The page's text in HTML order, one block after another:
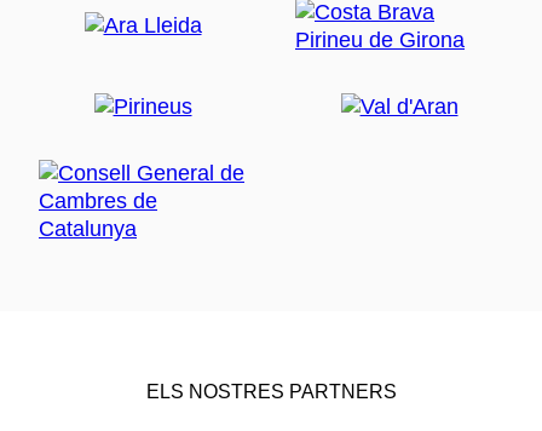
ELS NOSTRES PARTNERS